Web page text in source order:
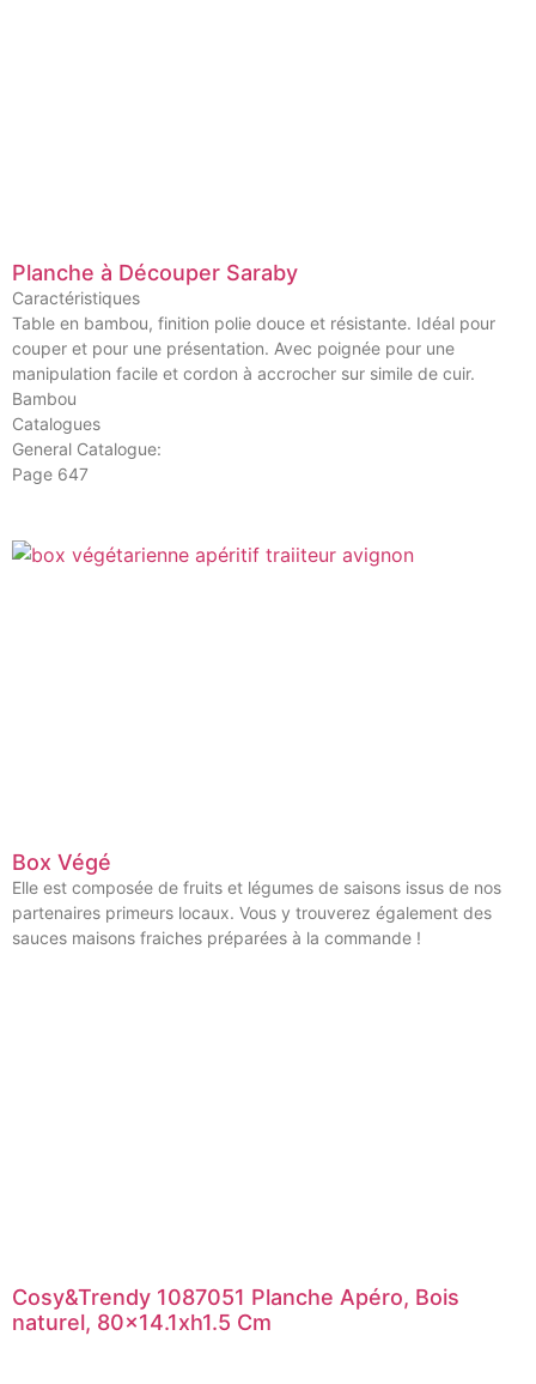
Planche à Découper Saraby
Caractéristiques
Table en bambou, finition polie douce et résistante. Idéal pour
couper et pour une présentation. Avec poignée pour une
manipulation facile et cordon à accrocher sur simile de cuir.
Bambou
Catalogues
General Catalogue:
Page 647
Box Végé
Elle est composée de fruits et légumes de saisons issus de nos
partenaires primeurs locaux. Vous y trouverez également des
sauces maisons fraiches préparées à la commande !
Cosy&Trendy 1087051 Planche Apéro, Bois
naturel, 80×14.1xh1.5 Cm